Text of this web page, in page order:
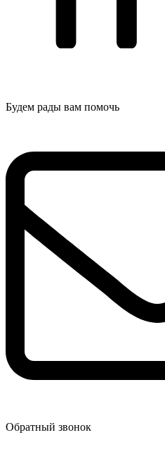
Будем рады вам помочь
Обратный звонок